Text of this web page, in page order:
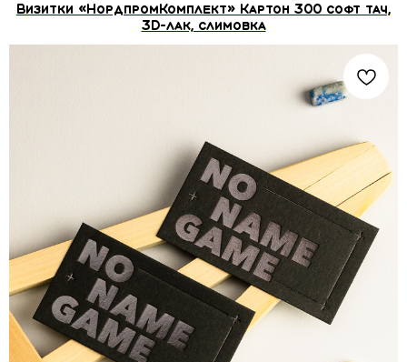
Визитки «НордпромКомплект» Картон 300 софт тач,
3D-лак, слимовка